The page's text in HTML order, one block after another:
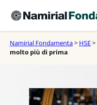
contenuto
Namirial Fondamenta> HSE>
molto più di prima